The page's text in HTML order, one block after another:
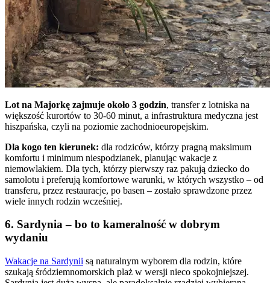
Lot na Majorkę zajmuje około 3 godzin, transfer z lotniska na
większość kurortów to 30-60 minut, a infrastruktura medyczna jest
hiszpańska, czyli na poziomie zachodnioeuropejskim.
Dla kogo ten kierunek: dla rodziców, którzy pragną maksimum
komfortu i minimum niespodzianek, planując wakacje z
niemowlakiem. Dla tych, którzy pierwszy raz pakują dziecko do
samolotu i preferują komfortowe warunki, w których wszystko – od
transferu, przez restauracje, po basen – zostało sprawdzone przez
wiele innych rodzin wcześniej.
6. Sardynia – bo to kameralność w dobrym
wydaniu
Wakacje na Sardynii są naturalnym wyborem dla rodzin, które
szukają śródziemnomorskich plaż w wersji nieco spokojniejszej.